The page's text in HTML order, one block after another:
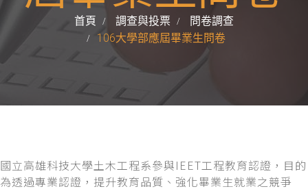
首頁 調查與投票
問卷調查
106大學部應屆畢業生問卷
國立高雄科技大學土木工程系參與IEET工程教育認證，目的
為透過專業認證，提升教育品質、強化畢業生就業之競爭